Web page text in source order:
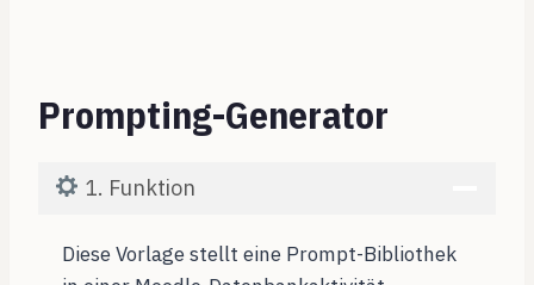
Prompting-Generator
1. Funktion
Diese Vorlage stellt eine Prompt-Bibliothek